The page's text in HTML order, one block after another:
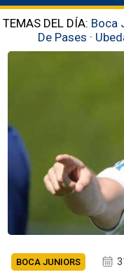
TEMAS DEL DÍA: Boca
De Pases ·
BOCA JUNIORS